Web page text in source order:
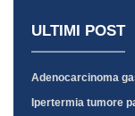
ULTIMI POST
Adenocarcinoma
Ipertermia tumore